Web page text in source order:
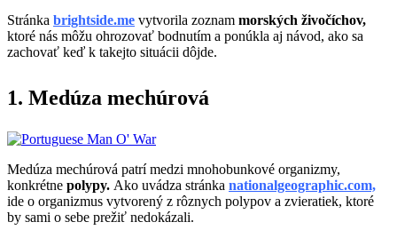
Stránka brightside.me vytvorila zoznam morských živočíchov,
ktoré nás môžu ohrozovať bodnutím a ponúkla aj návod, ako sa
zachovať keď k takejto situácii dôjde.
1. Medúza mechúrová
Medúza mechúrová patrí medzi mnohobunkové organizmy,
konkrétne polypy. Ako uvádza stránka nationalgeographic.com,
ide o organizmus vytvorený z rôznych polypov a zvieratiek, ktoré
by sami o sebe prežiť nedokázali.